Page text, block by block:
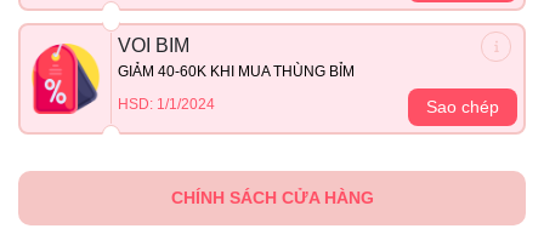
VOI BIM
GIẢM 40-60K KHI MUA THÙNG BỈM
HSD: 1/1/2024
Sao chép
CHÍNH SÁCH CỬA HÀNG